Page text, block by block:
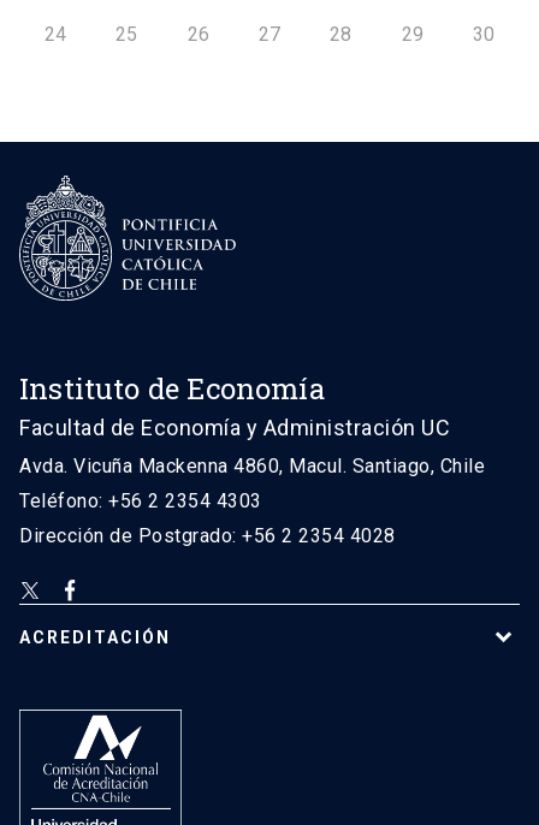
24 25 26 27 28 29 30
Instituto de Economía
Facultad de Economía y Administración UC
Avda. Vicuña Mackenna 4860, Macul. Santiago, Chile
Teléfono: +56 2 2354 4303
Dirección de Postgrado: +56 2 2354 4028
ACREDITACIÓN